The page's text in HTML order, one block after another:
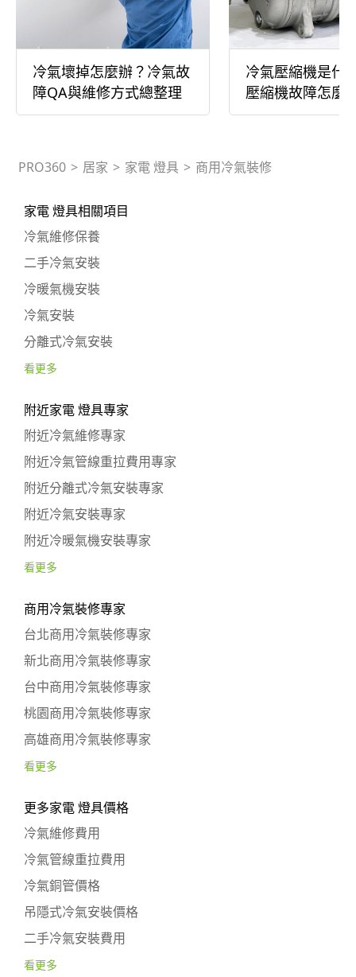
冷氣壞掉怎麼辦？冷氣故
障QA與維修方式總整理
冷氣壓縮機是什
壓縮機故障怎麼
PRO360 > 居家 > 家電 燈具 > 商用冷氣裝修
家電 燈具相關項目
冷氣維修保養
二手冷氣安裝
冷暖氣機安裝
冷氣安裝
分離式冷氣安裝
看更多
附近家電 燈具專家
附近冷氣維修專家
附近冷氣管線重拉費用專家
附近分離式冷氣安裝專家
附近冷氣安裝專家
附近冷暖氣機安裝專家
看更多
商用冷氣裝修專家
台北商用冷氣裝修專家
新北商用冷氣裝修專家
台中商用冷氣裝修專家
桃園商用冷氣裝修專家
高雄商用冷氣裝修專家
看更多
更多家電 燈具價格
冷氣維修費用
冷氣管線重拉費用
冷氣銅管價格
吊隱式冷氣安裝價格
二手冷氣安裝費用
看更多